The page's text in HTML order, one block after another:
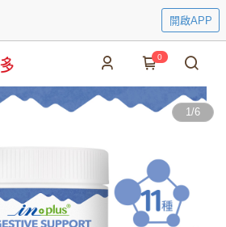
開啟APP
0
1/6